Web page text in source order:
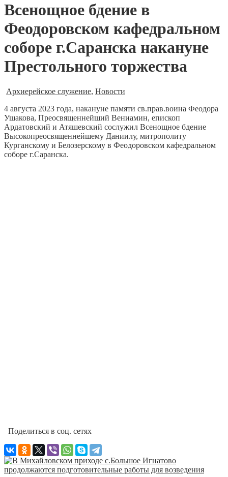
Всенощное бдение в
Феодоровском кафедральном
соборе г.Саранска накануне
Престольного торжества
Архиерейское служение, Новости
4 августа 2023 года, накануне памяти св.прав.воина Феодора
Ушакова, Преосвященнейший Вениамин, епископ
Ардатовский и Атяшевский сослужил Всенощное бдение
Высокопреосвященнейшему Даниилу, митрополиту
Курганскому и Белозерскому в Феодоровском кафедральном
соборе г.Саранска.
Поделиться в соц. сетях